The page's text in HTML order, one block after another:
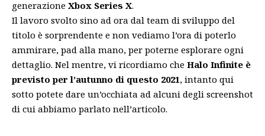
generazione Xbox Series X.
Il lavoro svolto sino ad ora dal team di sviluppo del
titolo è sorprendente e non vediamo l’ora di poterlo
ammirare, pad alla mano, per poterne esplorare ogni
dettaglio. Nel mentre, vi ricordiamo che Halo Infinite è
previsto per l’autunno di questo 2021, intanto qui
sotto potete dare un’occhiata ad alcuni degli screenshot
di cui abbiamo parlato nell’articolo.